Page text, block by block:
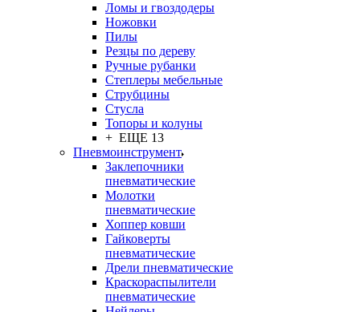
Ломы и гвоздодеры
Ножовки
Пилы
Резцы по дереву
Ручные рубанки
Степлеры мебельные
Струбцины
Стусла
Топоры и колуны
+ ЕЩЕ 13
Пневмоинструмент
Заклепочники
пневматические
Молотки
пневматические
Хоппер ковши
Гайковерты
пневматические
Дрели пневматические
Краскораспылители
пневматические